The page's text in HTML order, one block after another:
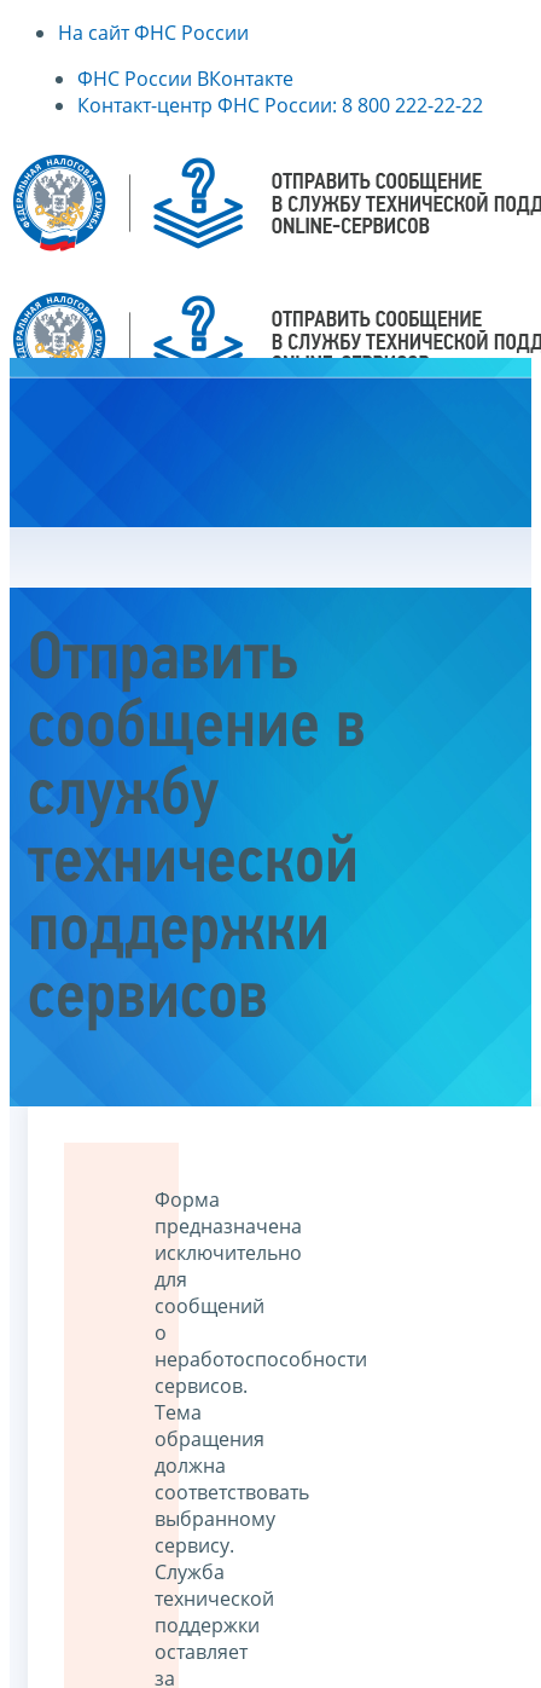
На сайт ФНС России
ФНС России ВКонтакте
Контакт-центр ФНС России: 8 800 222-22-22
Отправить
сообщение в
службу
технической
поддержки
сервисов
Форма
предназначена
исключительно
для
сообщений
о
неработоспособности
сервисов.
Тема
обращения
должна
соответствовать
выбранному
сервису.
Служба
технической
поддержки
оставляет
за